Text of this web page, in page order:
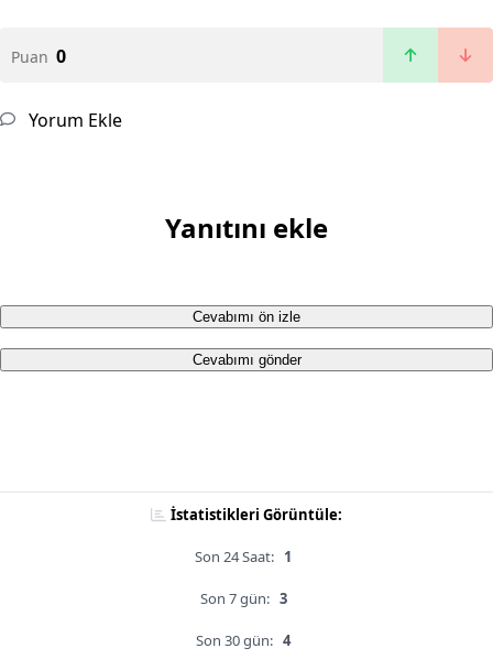
Puan 0
Yorum Ekle
Yanıtını ekle
Cevabımı ön izle
Cevabımı gönder
İstatistikleri Görüntüle:
Son 24 Saat: 1
Son 7 gün: 3
Son 30 gün: 4